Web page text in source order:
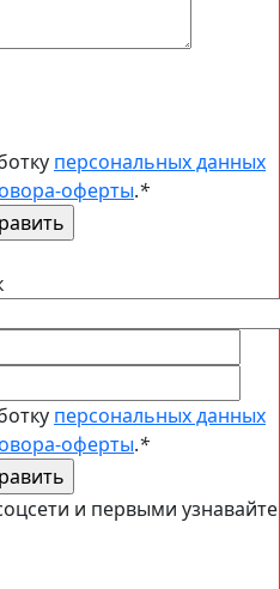
персональных данных
оферты.*
персональных данных
оферты.*
и первыми узнавайте